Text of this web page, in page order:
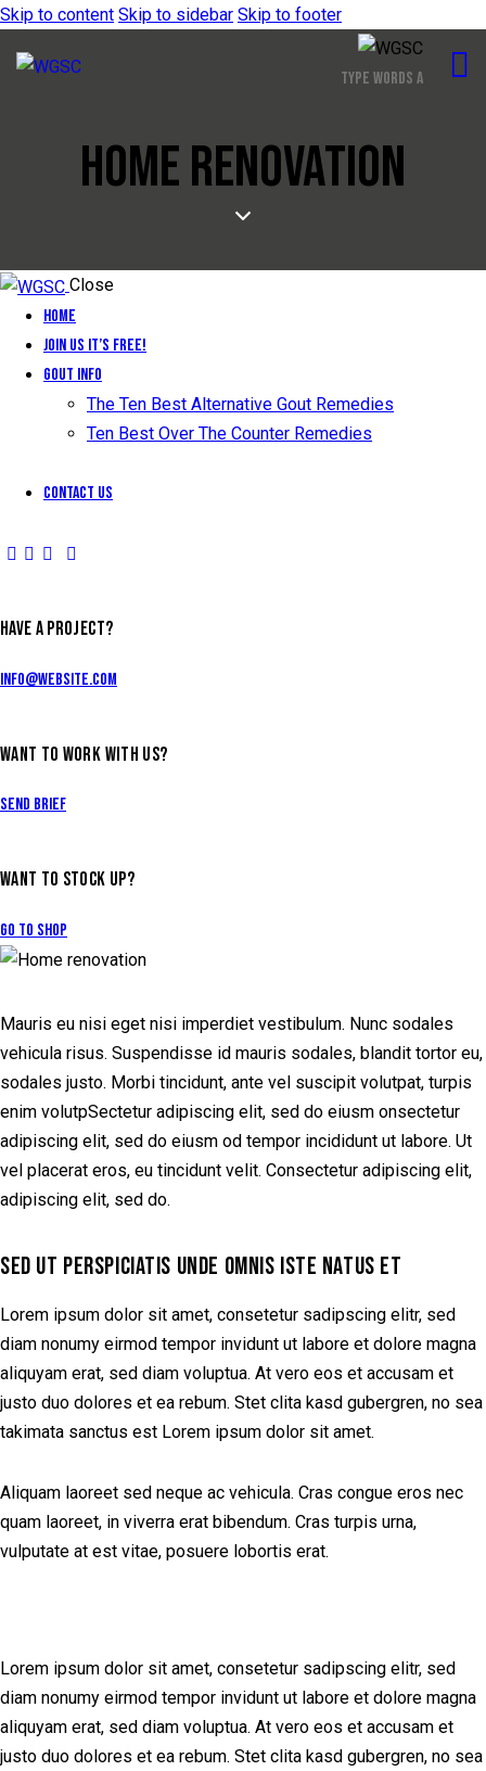
Skip to content Skip to sidebar Skip to footer
HOME RENOVATION
Close
Home
Join Us It’s Free!
Gout Info
The Ten Best Alternative Gout Remedies
Ten Best Over The Counter Remedies
Contact Us
HAVE A PROJECT?
info@website.com
WANT TO WORK WITH US?
Send Brief
WANT TO STOCK UP?
Go to Shop
Mauris eu nisi eget nisi imperdiet vestibulum. Nunc sodales
vehicula risus. Suspendisse id mauris sodales, blandit tortor eu,
sodales justo. Morbi tincidunt, ante vel suscipit volutpat, turpis
enim volutpSectetur adipiscing elit, sed do eiusm onsectetur
adipiscing elit, sed do eiusm od tempor incididunt ut labore. Ut
vel placerat eros, eu tincidunt velit. Consectetur adipiscing elit,
adipiscing elit, sed do.
SED UT PERSPICIATIS UNDE OMNIS ISTE NATUS ET
Lorem ipsum dolor sit amet, consetetur sadipscing elitr, sed
diam nonumy eirmod tempor invidunt ut labore et dolore magna
aliquyam erat, sed diam voluptua. At vero eos et accusam et
justo duo dolores et ea rebum. Stet clita kasd gubergren, no sea
takimata sanctus est Lorem ipsum dolor sit amet.
Aliquam laoreet sed neque ac vehicula. Cras congue eros nec
quam laoreet, in viverra erat bibendum. Cras turpis urna,
vulputate at est vitae, posuere lobortis erat.
Lorem ipsum dolor sit amet, consetetur sadipscing elitr, sed
diam nonumy eirmod tempor invidunt ut labore et dolore magna
aliquyam erat, sed diam voluptua. At vero eos et accusam et
justo duo dolores et ea rebum. Stet clita kasd gubergren, no sea